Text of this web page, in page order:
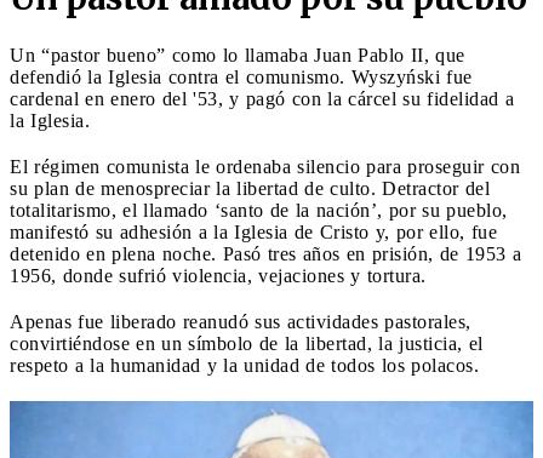
Un “pastor bueno” como lo llamaba Juan Pablo II, que
defendió la Iglesia contra el comunismo. Wyszyński fue
cardenal en enero del '53, y pagó con la cárcel su fidelidad a
la Iglesia.
El régimen comunista le ordenaba silencio para proseguir con
su plan de menospreciar la libertad de culto. Detractor del
totalitarismo, el llamado ‘santo de la nación’, por su pueblo,
manifestó su adhesión a la Iglesia de Cristo y, por ello, fue
detenido en plena noche. Pasó tres años en prisión, de 1953 a
1956, donde sufrió violencia, vejaciones y tortura.
Apenas fue liberado reanudó sus actividades pastorales,
convirtiéndose en un símbolo de la libertad, la justicia, el
respeto a la humanidad y la unidad de todos los polacos.